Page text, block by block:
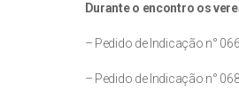
Durante o encontro os
– Pedido de Indicação n°
– Pedido de Indicação n°